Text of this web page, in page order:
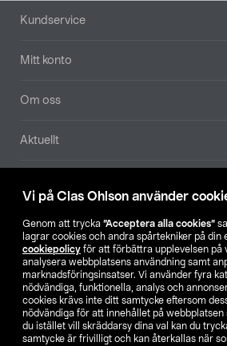
Vi på Clas Ohlson använder
Genom att trycka ”Acceptera alla cookies”
lagrar cookies och andra spårtekniker på din
cookiepolicy för att förbättra upplevelsen på
analysera webbplatsens användning samt
marknadsföringsinsatser. Vi använder fyra
nödvändiga, funktionella, analys och
cookies krävs inte ditt samtycke eftersom
nödvändiga för att innehållet på webbplatsen
du istället vill skräddarsy dina val kan du
samtycke är frivilligt och kan återkallas när
Sidfot
Kundservice
Mitt konto
Om oss
Aktuellt
Hitta butik
SE NO FI